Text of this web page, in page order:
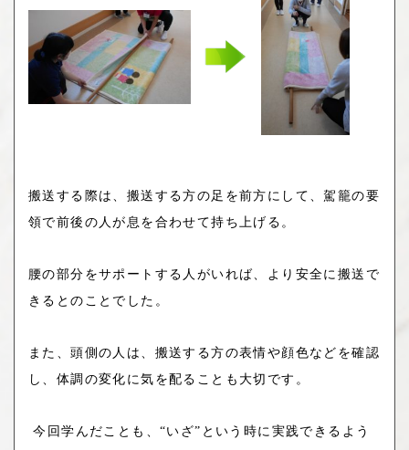
搬送する際は、搬送する方の足を前方にして、駕籠の要
領で前後の人が息を合わせて持ち上げる。
腰の部分をサポートする人がいれば、より安全に搬送で
きるとのことでした。
また、頭側の人は、搬送する方の表情や顔色などを確認
し、体調の変化に気を配ることも大切です。
今回学んだことも、“いざ”という時に実践できるよう